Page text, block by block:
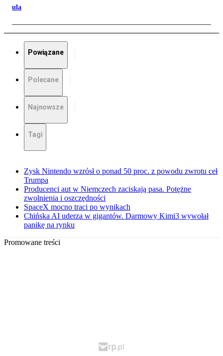
ula
Powiązane
Polecane
Najnowsze
Tagi
Zysk Nintendo wzrósł o ponad 50 proc. z powodu zwrotu ceł
Trumpa
Producenci aut w Niemczech zaciskają pasa. Potężne
zwolnienia i oszczędności
SpaceX mocno traci po wynikach
Chińska AI uderza w gigantów. Darmowy Kimi3 wywołał
panikę na rynku
Promowane treści